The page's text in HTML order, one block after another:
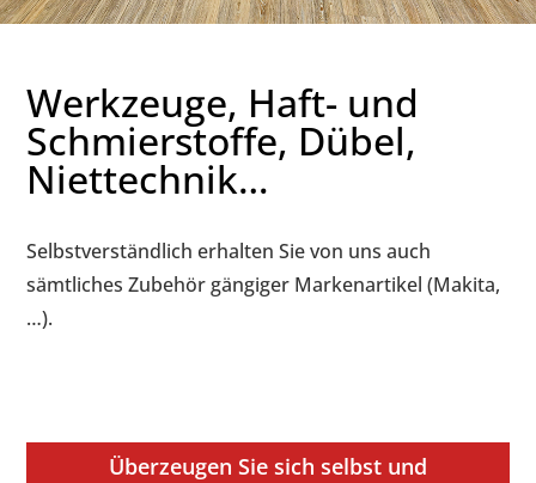
Werkzeuge, Haft- und
Schmierstoffe, Dübel,
Niettechnik…
Selbstverständlich erhalten Sie von uns auch
sämtliches Zubehör gängiger Markenartikel (Makita,
…).
Überzeugen Sie sich selbst und